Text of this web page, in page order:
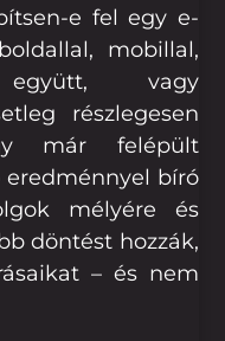
e fel egy e-
mobillal,
vagy
részlegesen
már felépült
bíró
mélyére és
döntést hozzák,
– és nem